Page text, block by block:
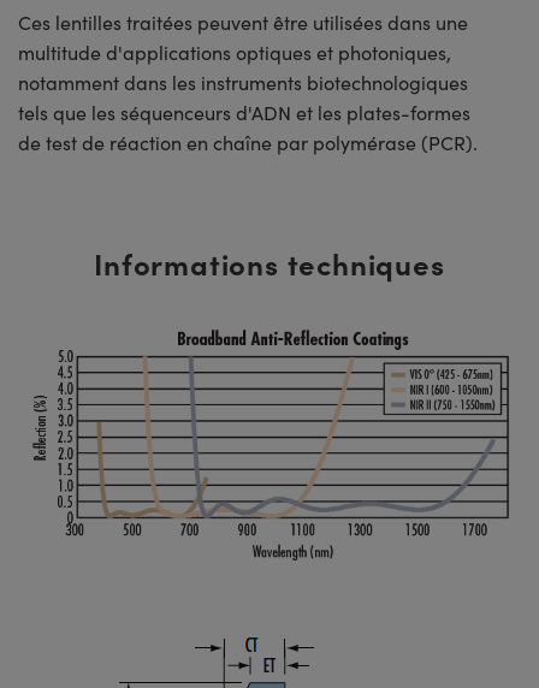
Ces lentilles traitées peuvent être utilisées dans une
multitude d'applications optiques et photoniques,
notamment dans les instruments biotechnologiques
tels que les séquenceurs d'ADN et les plates-formes
de test de réaction en chaîne par polymérase (PCR).
Informations techniques